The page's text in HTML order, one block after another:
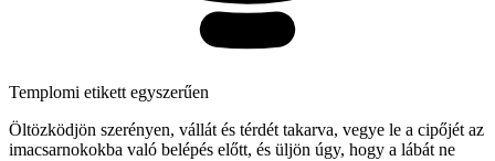
Templomi etikett egyszerűen
Öltözködjön szerényen, vállát és térdét takarva, vegye le a cipőjét az
imacsarnokokba való belépés előtt, és üljön úgy, hogy a lábát ne